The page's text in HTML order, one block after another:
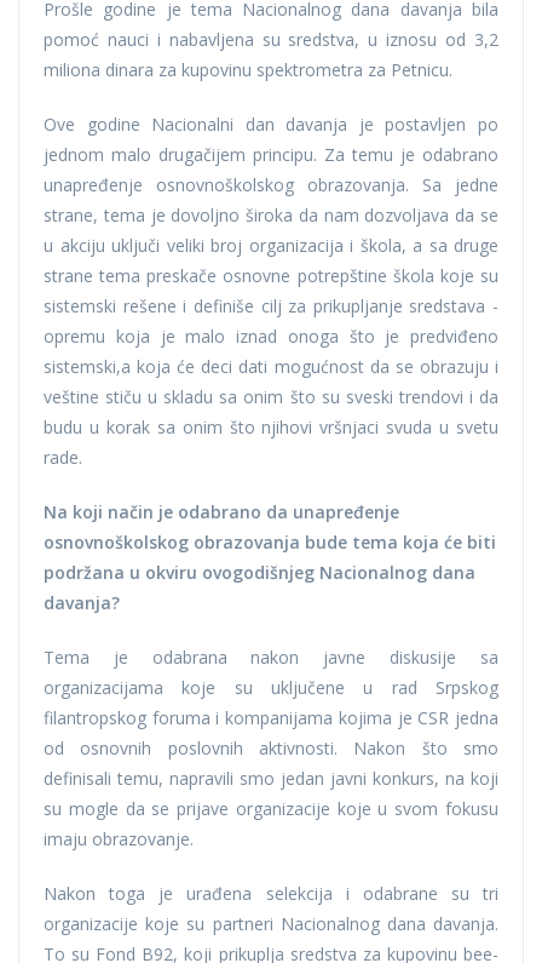
Prošle godine je tema Nacionalnog dana davanja bila
pomoć nauci i nabavljena su sredstva, u iznosu od 3,2
miliona dinara za kupovinu spektrometra za Petnicu.
Ove godine Nacionalni dan davanja je postavljen po
jednom malo drugačijem principu. Za temu je odabrano
unapređenje osnovnoškolskog obrazovanja. Sa jedne
strane, tema je dovoljno široka da nam dozvoljava da se
u akciju uključi veliki broj organizacija i škola, a sa druge
strane tema preskače osnovne potrepštine škola koje su
sistemski rešene i definiše cilj za prikupljanje sredstava -
opremu koja je malo iznad onoga što je predviđeno
sistemski,a koja će deci dati mogućnost da se obrazuju i
veštine stiču u skladu sa onim što su sveski trendovi i da
budu u korak sa onim što njihovi vršnjaci svuda u svetu
rade.
Na koji način je odabrano da unapređenje
osnovnoškolskog obrazovanja bude tema koja će biti
podržana u okviru ovogodišnjeg Nacionalnog dana
davanja?
Tema je odabrana nakon javne diskusije sa
organizacijama koje su uključene u rad Srpskog
filantropskog foruma i kompanijama kojima je CSR jedna
od osnovnih poslovnih aktivnosti. Nakon što smo
definisali temu, napravili smo jedan javni konkurs, na koji
su mogle da se prijave organizacije koje u svom fokusu
imaju obrazovanje.
Nakon toga je urađena selekcija i odabrane su tri
organizacije koje su partneri Nacionalnog dana davanja.
To su Fond B92, koji prikuplja sredstva za kupovinu bee-